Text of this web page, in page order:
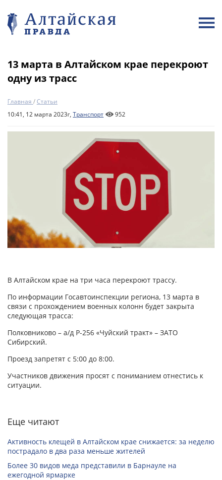
13 марта в Алтайском крае перекроют
одну из трасс
Главная /Статьи
10:41, 12 марта 2023г, Транспорт 952
В Алтайском крае на три часа перекроют трассу.
По информации Госавтоинспекции региона, 13 марта в
связи с прохождением военных колонн будет закрыта
следующая трасса:
Полковниково – а/д Р-256 «Чуйский тракт» – ЗАТО
Сибирский.
Проезд запретят с 5:00 до 8:00.
Участников движения просят с пониманием отнестись к
ситуации.
Еще читают
Активность клещей в Алтайском крае снижается: за неделю
пострадало в два раза меньше жителей
Более 30 видов меда представили в Барнауле на
ежегодной ярмарке